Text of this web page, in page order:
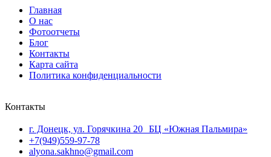
Главная
О нас
Фотоотчеты
Блог
Контакты
Карта сайта
Политика конфиденциальности
Контакты
г. Донецк, ул. Горячкина 20 БЦ «Южная Пальмира»
+7(949)559-97-78
alyona.sakhno@gmail.com